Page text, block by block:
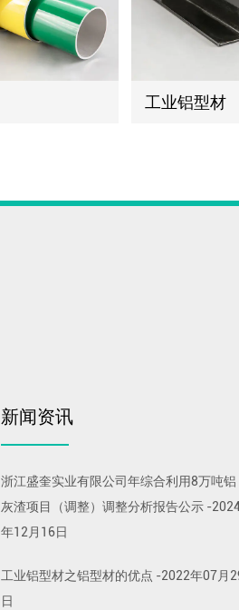
工业铝型材
新闻资讯
浙江盛奎实业有限公司年综合利用8万吨铝
灰渣项目（调整）调整分析报告公示 -
年12月16日
工业铝型材之铝型材的优点 -2022年07月
日